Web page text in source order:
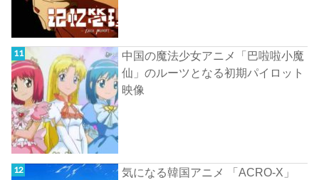
中国の魔法少女アニメ「巴啦啦小魔
仙」のルーツとなる初期パイロット
映像
気になる韓国アニメ 「ACRO-X」